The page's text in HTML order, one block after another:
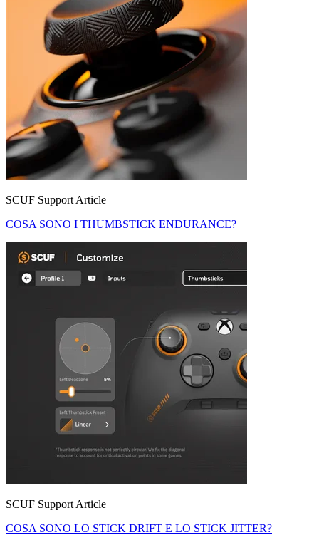
SCUF Support Article
COSA SONO I THUMBSTICK ENDURANCE?
SCUF Support Article
COSA SONO LO STICK DRIFT E LO STICK JITTER?